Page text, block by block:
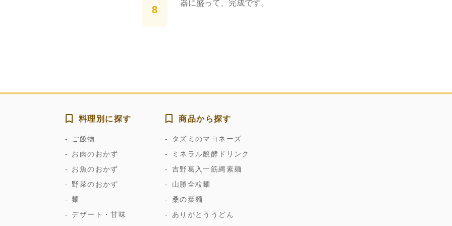
器に盛って、完成です。
料理別に探す
ご飯物
お肉のおかず
お魚のおかず
野菜のおかず
麺
デザート・甘味
商品から探す
タズミのマヨネーズ
ミネラル醗酵ドリンク
吉野葛入一筋縄素麺
山勝全粒麺
桑の葉麺
ありがとううどん